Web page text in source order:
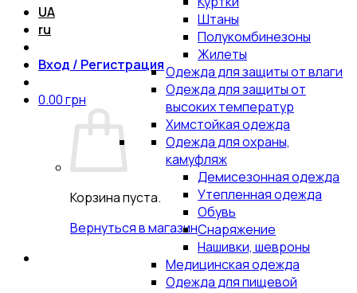
UA
ru
Вход / Регистрация
0.00грн
Корзина пуста.
Вернуться в магазин
Штаны
Полукомбинезоны
Жилеты
Одежда для защиты от влаги
Одежда для защиты от
высоких температур
Химстойкая одежда
Одежда для охраны,
камуфляж
Демисезонная одежда
Утепленная одежда
Обувь
Снаряжение
Нашивки, шевроны
Медицинская одежда
Одежда для пищевой